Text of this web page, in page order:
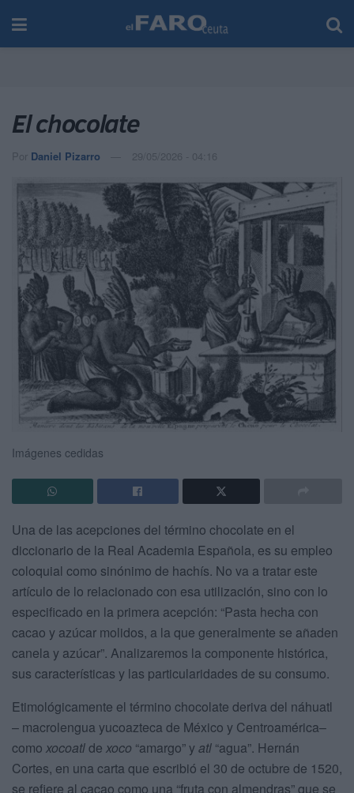
El chocolate
Por Daniel Pizarro 29/05/2026 - 04:16
Imágenes cedidas
Una de las acepciones del término chocolate en el
diccionario de la Real Academia Española, es su empleo
coloquial como sinónimo de hachís. No va a tratar este
artículo de lo relacionado con esa utilización, sino con lo
especificado en la primera acepción: “Pasta hecha con
cacao y azúcar molidos, a la que generalmente se añaden
canela y azúcar”. Analizaremos la componente histórica,
sus características y las particularidades de su consumo.
Etimológicamente el término chocolate deriva del náhuatl
– macrolengua yucoazteca de México y Centroamérica–
como xocoatlde xoco “amargo” yatl “agua”. Hernán
Cortes, en una carta que escribió el 30 de octubre de 1520,
se refiere al cacao como una “fruta con almendras” que se